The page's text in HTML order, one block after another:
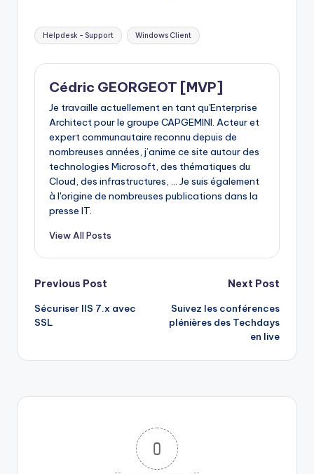
Tags:
Helpdesk - Support Windows Client
Cédric GEORGEOT [MVP]
Je travaille actuellement en tant qu'Enterprise
Architect pour le groupe CAPGEMINI. Acteur et
expert communautaire reconnu depuis de
nombreuses années, j’anime ce site autour des
technologies Microsoft, des thématiques du
Cloud, des infrastructures, ... Je suis également
à l'origine de nombreuses publications dans la
presse IT.
View All Posts
Post
navigation
Previous Post
Sécuriser IIS 7.x avec
SSL
Next Post
Suivez les conférences
plénières des Techdays
en live
0